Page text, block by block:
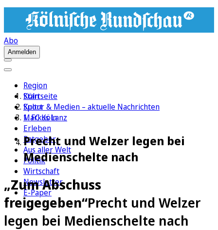
Abo
Anmelden
Region
Köln
Sport
1. FC Köln
Erleben
Ratgeber
Aus aller Welt
Politik
Wirtschaft
Newsletter
E-Paper
Startseite
Kultur & Medien – aktuelle Nachrichten
Markus Lanz
Precht und Welzer legen bei
Medienschelte nach
„Zum Abschuss
freigegeben“Precht und Welzer
legen bei Medienschelte nach